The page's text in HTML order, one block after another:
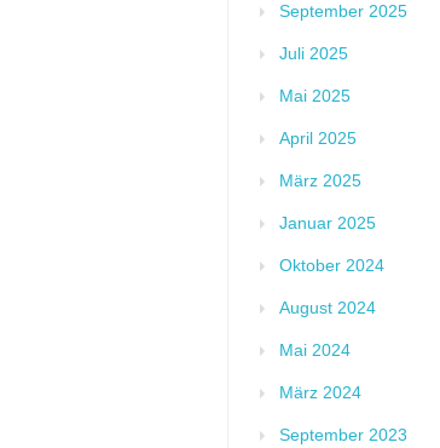
September 2025
Juli 2025
Mai 2025
April 2025
März 2025
Januar 2025
Oktober 2024
August 2024
Mai 2024
März 2024
September 2023